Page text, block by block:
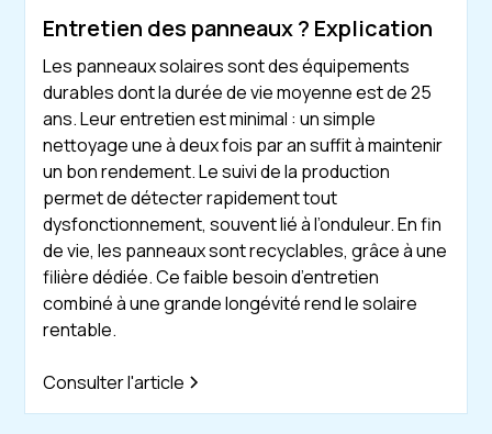
Entretien des panneaux ? Explication
Les panneaux solaires sont des équipements
durables dont la durée de vie moyenne est de 25
ans. Leur entretien est minimal : un simple
nettoyage une à deux fois par an suffit à maintenir
un bon rendement. Le suivi de la production
permet de détecter rapidement tout
dysfonctionnement, souvent lié à l’onduleur. En fin
de vie, les panneaux sont recyclables, grâce à une
filière dédiée. Ce faible besoin d’entretien
combiné à une grande longévité rend le solaire
rentable.
Consulter l'article